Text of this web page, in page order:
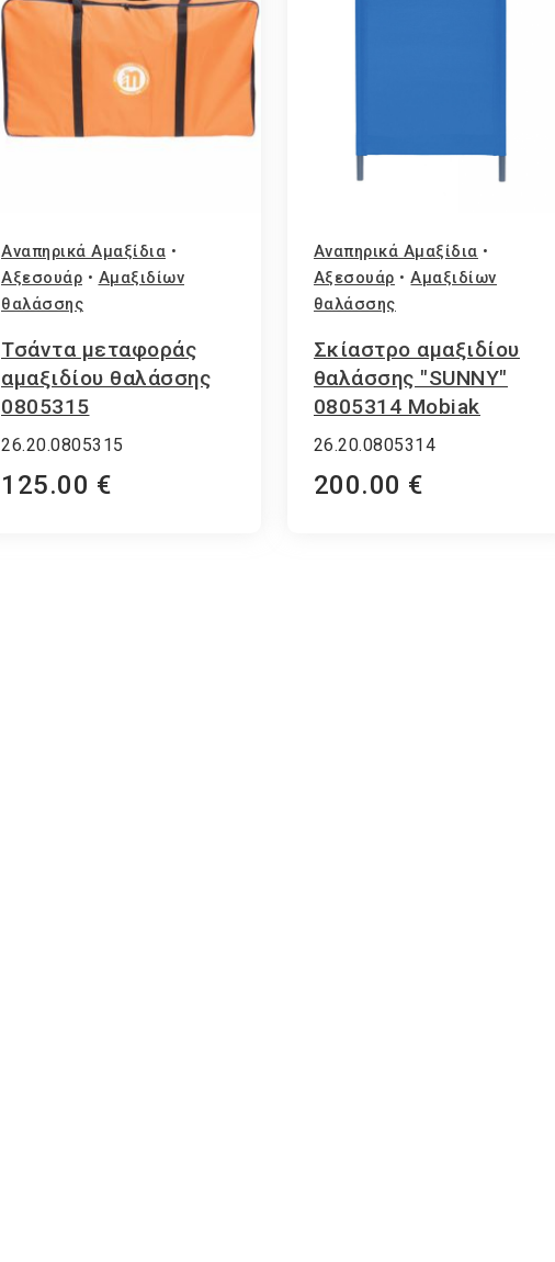
Αναπηρικά Αμαξίδια •
Αξεσουάρ • Αμαξιδίων
θαλάσσης
Τσάντα μεταφοράς
αμαξιδίου θαλάσσης
0805315
26.20.0805315
125.00 €
Αναπηρικά Αμαξίδια •
Αξεσουάρ •Αμαξιδίων
θαλάσσης
Σκίαστρο αμαξιδίου
θαλάσσης "SUNNY"
0805314 Mobiak
26.20.0805314
200.00 €